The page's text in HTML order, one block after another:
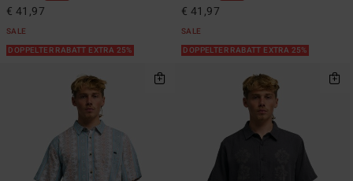
€ 41,97
SALE
DOPPELTER RABATT EXTRA 25%
€ 41,97
SALE
DOPPELTER RABATT EXTRA 25%